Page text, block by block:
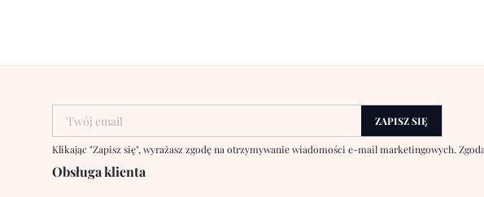
Twój email ZAPISZ SIĘ
Klikając "Zapisz się", wyrażasz zgodę na otrzymywanie wiadomości e-mail marketingowych.
Obsługa klienta